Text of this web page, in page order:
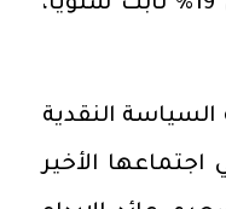
بالجنيه المصري ليصل إلى 19% ثابت سنويًا،
النقدية
الأخير